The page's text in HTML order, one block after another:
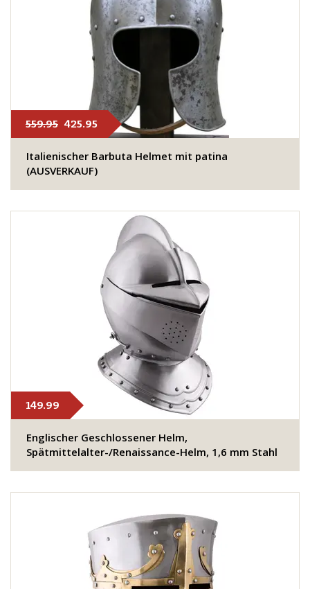
559.95 425.95
Italienischer Barbuta Helmet mit patina
(AUSVERKAUF)
149.99
Englischer Geschlossener Helm,
Spätmittelalter-/Renaissance-Helm, 1,6 mm Stahl